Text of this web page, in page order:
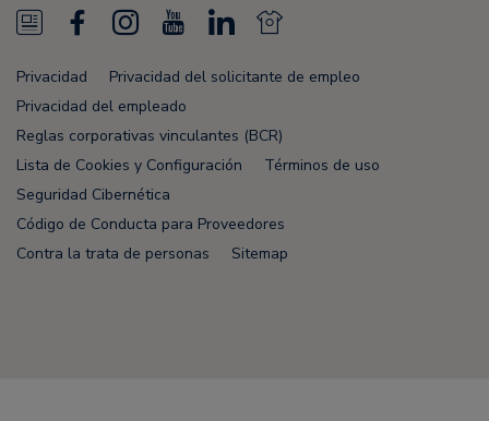
N
e
w
s
F
e
e
c
e
b
o
o
I
n
s
t
a
g
r
o
T
u
b
e
L
k
e
d
i
N
e
F
e
e
Privacidad
Privacidad del solicitante de empleo
Privacidad del empleado
Reglas corporativas vinculantes (BCR)
Lista de Cookies y Configuración
Términos de uso
Seguridad Cibernética
Código de Conducta para Proveedores
Contra la trata de personas
Sitemap